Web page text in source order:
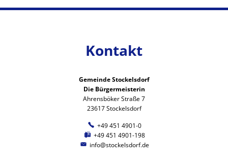
Kontakt
Gemeinde Stockelsdorf
Die Bürgermeisterin
Ahrensböker Straße 7
23617 Stockelsdorf
+49 451 4901-0
+49 451 4901-198
info@stockelsdorf.de